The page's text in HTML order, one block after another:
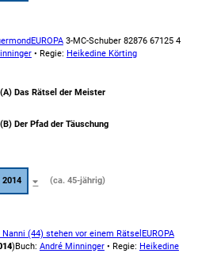
EUROPA3-MC-Schuber 82876 67125 4
• Regie: Heikedine Körting
Das Rätsel der Meister
Der Pfad der Täuschung
2014 (ca. 45-jährig)
Nanni (44) stehen vor einem Rätsel EUROPA
)Buch: André Minninger• Regie: Heikedine